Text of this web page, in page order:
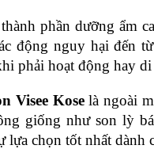
phần dưỡng ẩm
động nguy hại đến
phải hoạt động hay
Visee Kose là ngoài
giống như son lỳ
lựa chọn tốt nhất dành